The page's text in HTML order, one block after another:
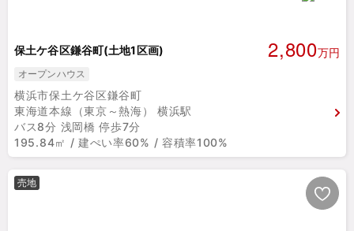
保土ケ谷区鎌谷町(土地1区画) 2,800万円
オープンハウス
横浜市保土ケ谷区鎌谷町
東海道本線（東京～熱海） 横浜駅
バス8分 浅岡橋 停歩7分
195.84㎡ / 建ぺい率60% / 容積率100%
売地